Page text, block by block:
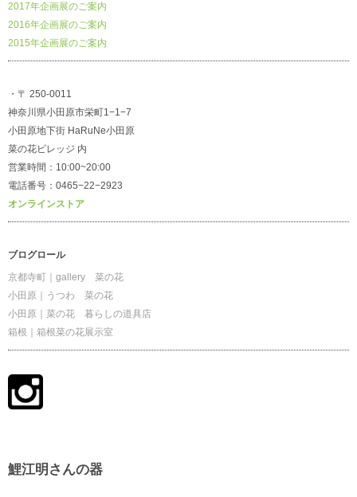
2017年企画展のご案内
2016年企画展のご案内
2015年企画展のご案内
・〒 250-0011
神奈川県小田原市栄町1−1−7
小田原地下街 HaRuNe小田原
菜の花ビレッジ 内
営業時間：10:00~20:00
電話番号：0465−22−2923
オンラインストア
ブログロール
京都寺町｜gallery 菜の花
小田原｜うつわ 菜の花
小田原｜菜の花 暮らしの道具店
箱根｜箱根菜の花展示室
鯉江明さんの器